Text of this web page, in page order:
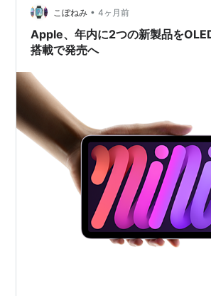
こぼねみ • 4ヶ月前
Apple、年内に2つの新製品を
搭載で発売へ